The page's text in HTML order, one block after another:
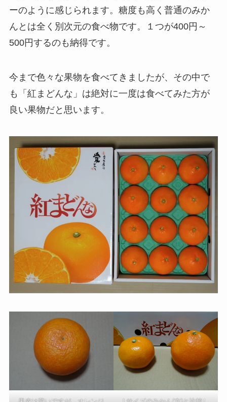
ーのように感じられます。糖度も高く普通のみか
んとは全く別次元の食べ物です。１つが400円～
500円するのも納得です。
今まで色々な果物を食べてきましたが、その中で
も「紅まどんな」は絶対に一度は食べてみた方が
良い果物だと思います。